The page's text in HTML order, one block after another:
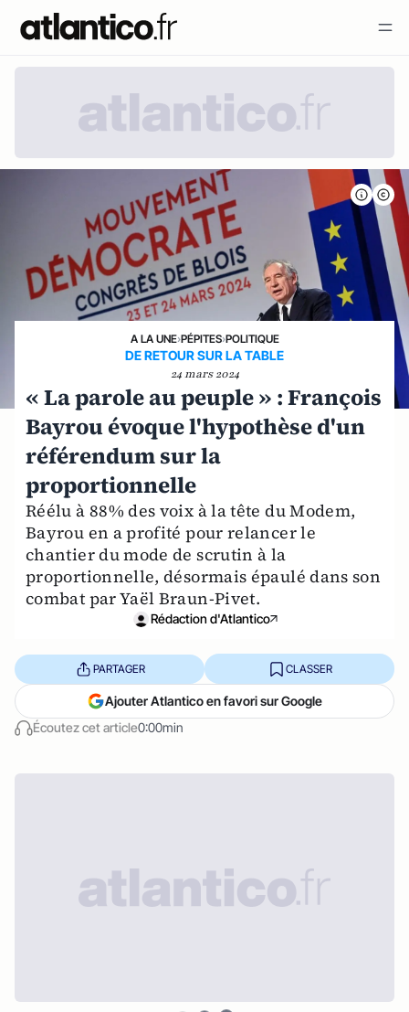
A LA UNE›PÉPITES›POLITIQUE
DE RETOUR SUR LA TABLE
24 mars 2024
« La parole au peuple » : François
Bayrou évoque l'hypothèse d'un
référendum sur la
proportionnelle
Réélu à 88% des voix à la tête du Modem,
Bayrou en a profité pour relancer le
chantier du mode de scrutin à la
proportionnelle, désormais épaulé dans son
combat par Yaël Braun-Pivet.
Rédaction d'Atlantico
Écoutez cet article0:00min
PARTAGER CLASSER
Ajouter Atlantico en favori sur Google